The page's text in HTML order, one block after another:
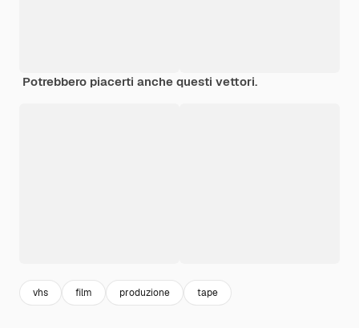
Potrebbero piacerti anche questi vettori.
vhs film produzione tape